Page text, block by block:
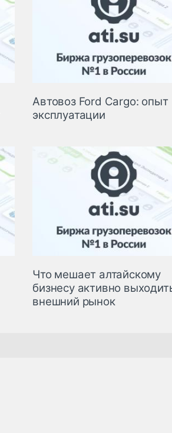
Автовоз Ford Cargo: опыт
эксплуатации
Что мешает алтайскому
бизнесу активно
внешний рынок